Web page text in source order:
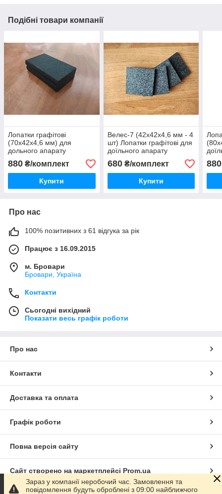
Подібні товари компанії
Лопатки графітові
(70х42х4,6 мм) для
дольного апарату
Велес-10, комплект — 4
шт.
880 ₴/комплект
Купити
Велес-7 (42х42х4,6 мм - 4
шт) Лопатки графітові для
доїльного апарату
Велес-7
680₴/комплект
Купити
880
Про нас
100% позитивних з 61 відгука за рік
Працює з 16.09.2015
м. Бровари
Бровари, Україна
Контакти
Сьогодні вихідний
Показати весь графік роботи
Про нас
Контакти
Доставка та оплата
Графік роботи
Повна версія сайту
Сайт створено на маркетплейсі Prom.ua
Зараз у компанії неробочий час. Замовлення та
повідомлення будуть оброблені з 09:00 найближчого